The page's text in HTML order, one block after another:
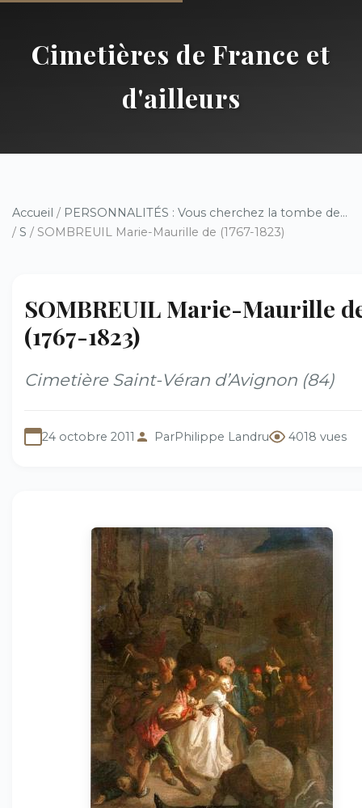
Cimetières de France et
d'ailleurs
Accueil / PERSONNALITÉS : Vous cherchez la tombe de...
/ S / SOMBREUIL Marie-Maurille de (1767-1823)
SOMBREUIL Marie-Maurille
(1767-1823)
Cimetière Saint-Véran d’Avignon (84)
24 octobre 2011 ParPhilippe Landru 4018 vues